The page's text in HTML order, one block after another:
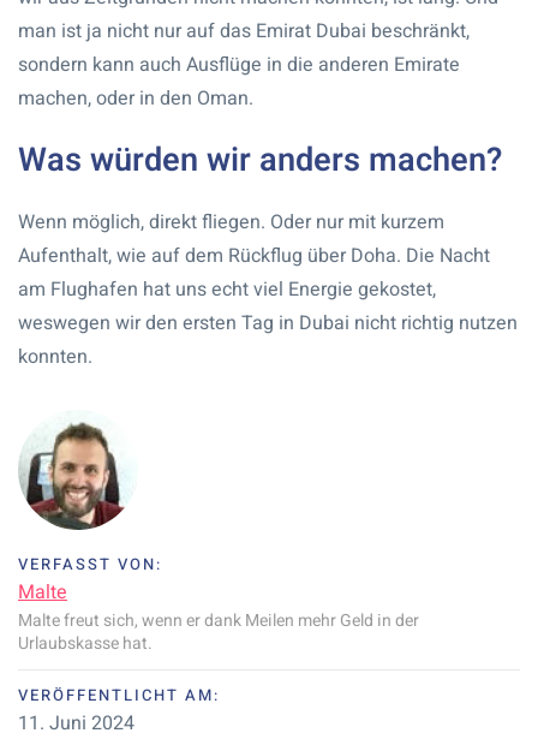
man ist ja nicht nur auf das Emirat Dubai beschränkt,
sondern kann auch Ausflüge in die anderen Emirate
machen, oder in den Oman.
Was würden wir anders machen?
Wenn möglich, direkt fliegen. Oder nur mit kurzem
Aufenthalt, wie auf dem Rückflug über Doha. Die Nacht
am Flughafen hat uns echt viel Energie gekostet,
weswegen wir den ersten Tag in Dubai nicht richtig nutzen
konnten.
VERFASST VON:
Malte
Malte freut sich, wenn er dank Meilen mehr Geld in der
Urlaubskasse hat.
VERÖFFENTLICHT AM:
11. Juni 2024